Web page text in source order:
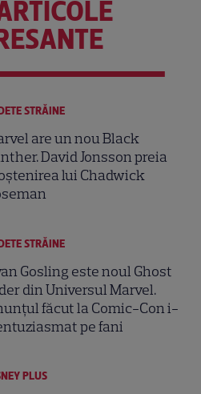
STRĂINE
are un nou Black
David Jonsson preia
lui Chadwick
STRĂINE
Gosling este noul Ghost
din Universul Marvel.
făcut la Comic-Con i-
pe fani
PLUS